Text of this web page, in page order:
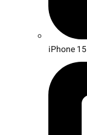
iPhone 15